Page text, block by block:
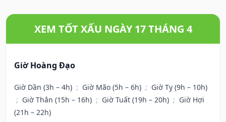
XEM TỐT XẤU NGÀY 17 THÁNG 4
Giờ Hoàng Đạo
Giờ Dần (3h – 4h) ; Giờ Mão (5h – 6h) ; Giờ Tỵ (9h – 10h)
; Giờ Thân (15h – 16h) ; Giờ Tuất (19h – 20h) ; Giờ Hợi
(21h – 22h)